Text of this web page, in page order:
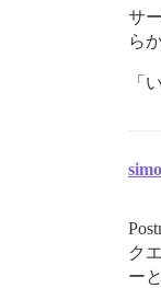
サ
ら
「
ク
ー